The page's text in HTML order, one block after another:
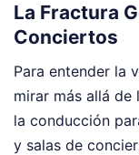
La Fractura
Conciertos
Para entender la
mirar más allá
la conducción
y salas de